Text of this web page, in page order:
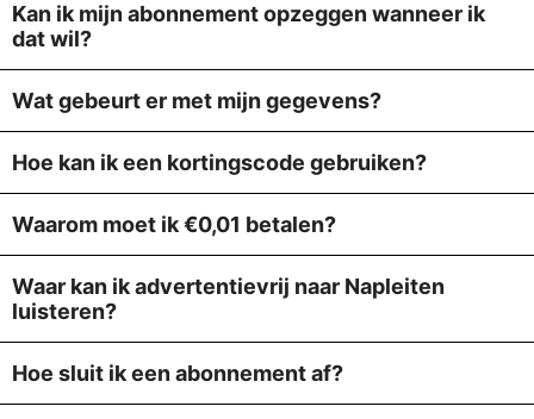
Kan ik mijn abonnement opzeggen wanneer ik
dat wil?
Wat gebeurt er met mijn gegevens?
Hoe kan ik een kortingscode gebruiken?
Waarom moet ik €0,01 betalen?
Waar kan ik advertentievrij naar Napleiten
luisteren?
Hoe sluit ik een abonnement af?